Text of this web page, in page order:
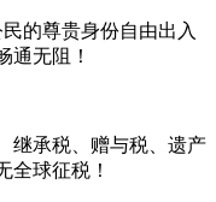
的尊贵身份自由出入
通无阻！
继承税、赠与税、遗产
全球征税！